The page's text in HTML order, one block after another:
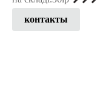
контакты